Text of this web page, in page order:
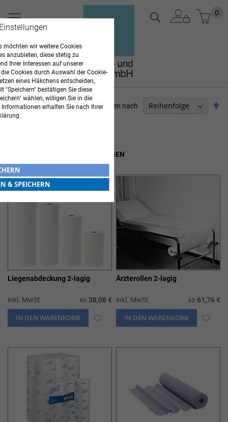
Zum
Inhalt
0
Suche
Sortieren nach
ÄRZTEROLLEN & LIEGENAUFLAGEN
Liegenabdeckung 2-lagig
inkl. MwSt. Ab 38,08 €
IN DEN WARENKORB ZUR
Ärzterollen 2-lagig
inkl. MwSt. Ab 61,76 €
IN DEN WARENKORB ZUR
möchten wir weitere Cookies
anzubieten, diese stetig zu
Ihrer Interessen auf unserer
Cookies durch Auswahl der Cookie-
eines Häkchens entscheiden,
"Speichern" bestätigen Sie diese
wählen, willigen Sie in die
erhalten Sie nach Ihrer
& SPEICHERN